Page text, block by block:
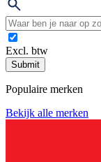
Excl. btw
Submit
Populaire merken
Bekijk alle merken